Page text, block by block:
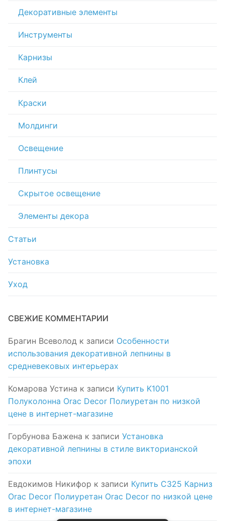
Декоративные элементы
Инструменты
Карнизы
Клей
Краски
Молдинги
Освещение
Плинтусы
Скрытое освещение
Элементы декора
Статьи
Установка
Уход
СВЕЖИЕ КОММЕНТАРИИ
Брагин Всеволод к записи Особенности
использования декоративной лепнины в
средневековых интерьерах
Комарова Устина к записи Купить K1001
Полуколонна Orac Decor Полиуретан по низкой
цене в интернет-магазине
Горбунова Бажена к записи Установка
декоративной лепнины в стиле викторианской
эпохи
Евдокимов Никифор к записи Купить C325 Карниз
Orac Decor Полиуретан Orac Decor по низкой цене
в интернет-магазине